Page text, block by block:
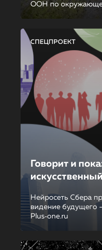
ООН по
СПЕЦПРОЕКТ
Говорит и
Нейросеть Сбера
видение будущего
Plus‑one.ru